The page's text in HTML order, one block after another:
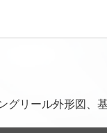
グリール外形図、